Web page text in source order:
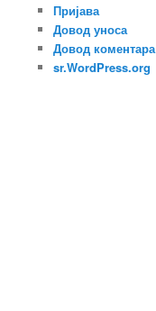
Пријава
Довод уноса
Довод коментара
sr.WordPress.org